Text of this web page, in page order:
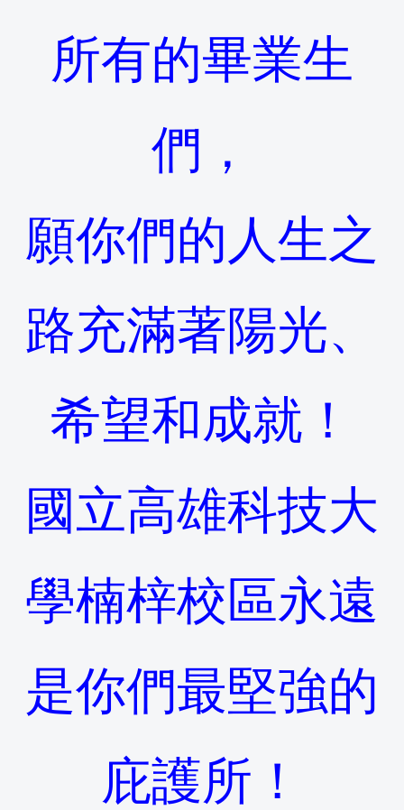
所有的畢業生
們，
願你們的人生之
路充滿著陽光、
希望和成就！
國立高雄科技大
學楠梓校區永遠
是你們最堅強的
庇護所！